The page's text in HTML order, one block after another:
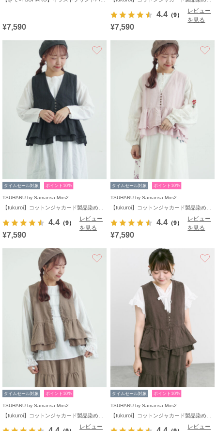
¥7,590
4.4 （9）
レビュー
を見る
¥7,590
タイムセール対象 ポイント10%
TSUHARU by Samansa Mos2
4.4 （9）
レビュー
を見る
¥7,590
タイムセール対象 ポイント10%
TSUHARU by Samansa Mos2
4.4 （9）
レビュー
を見る
¥7,590
タイムセール対象 ポイント10%
TSUHARU by Samansa Mos2
レビュー
タイムセール対象 ポイント10%
TSUHARU by Samansa Mos2
レビュー